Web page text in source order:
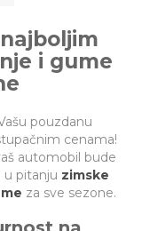
i gume
pouzdanu
cenama!
automobil bude
u pitanju zimske
za sve sezone.